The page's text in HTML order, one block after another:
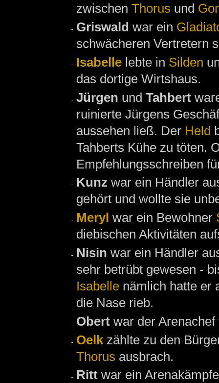
zwischen Thorus und
Griswald war ein
schwächeren Vertretern
Isabelle lebte in Silden
das dortige Wirtshaus.
Jürgen und Tahbert
ruinierte Jürgens
aussehen ließ. Der Held
Tahberts Kühe zu töten.
Empfehlungsschreiben
Kunz war ein Händler
gehört und wollte sie
Meryl war ein Bewohner
diebischen Aktivitäten
Nisin war ein Händler
sehr betrübt gewesen -
Isabelle nämlich hatte er
die Nase rieb.
Obert war der
Oelk zählte zu den
Thorus ausbrach.
Ritt war ein